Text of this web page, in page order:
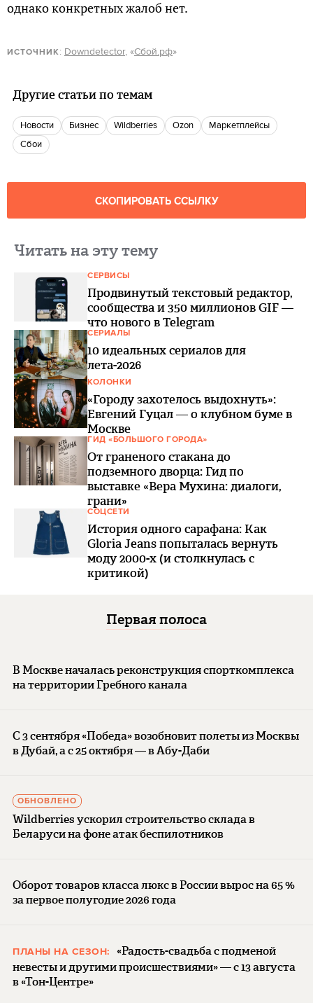
однако конкретных жалоб нет.
ИСТОЧНИК: Downdetector, «Сбой.рф»
Другие статьи по темам
новости бизнес Wildberries ozon
маркетплейсы
Сбои
СКОПИРОВАТЬ ССЫЛКУ
Читать на эту тему
СЕРВИСЫ
Продвинутый текстовый редактор,
сообщества и 350 миллионов GIF —
что нового в Telegram
СЕРИАЛЫ
10 идеальных сериалов для
лета-2026
КОЛОНКИ
«Городу захотелось выдохнуть»:
Евгений Гуцал — о клубном буме в
Москве
ГИД «БОЛЬШОГО ГОРОДА»
От граненого стакана до
подземного дворца: Гид по
выставке «Вера Мухина: диалоги,
грани»
СОЦСЕТИ
История одного сарафана: Как
Gloria Jeans попыталась вернуть
моду 2000-х (и столкнулась с
критикой)
Первая полоса
В Москве началась реконструкция спорткомплекса
на территории Гребного канала
С 3 сентября «Победа» возобновит полеты из Москвы
в Дубай, а с 25 октября — в Абу-Даби
ОБНОВЛЕНО
Wildberries ускорил строительство склада в
Беларуси на фоне атак беспилотников
Оборот товаров класса люкс в России вырос на 65 %
за первое полугодие 2026 года
ПЛАНЫ НА СЕЗОН:
«Радость-свадьба с подменой
невесты и другими происшествиями» — с 13 августа
в «Тон-Центре»